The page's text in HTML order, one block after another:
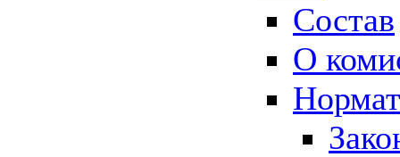
Состав
О